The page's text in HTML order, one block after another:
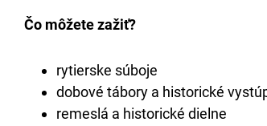
Čo môžete zažiť?
rytierske súboje
dobové tábory a historické
remeslá a historické dielne